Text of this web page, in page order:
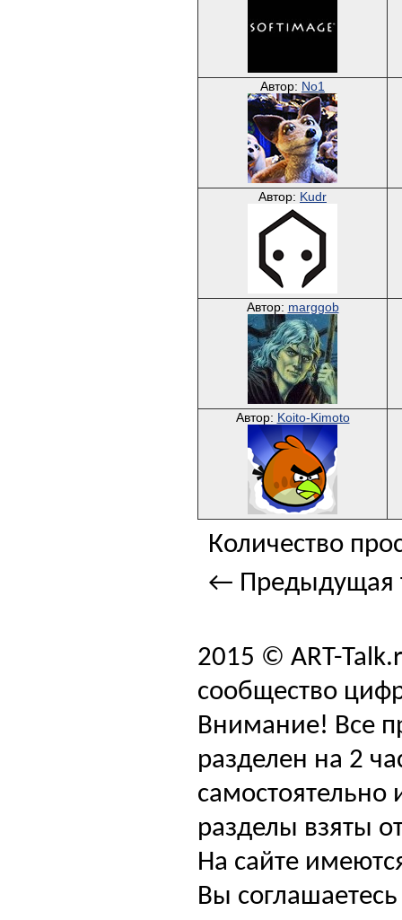
Автор: No1
Автор: Kudr
Автор: marggob
Автор: Koito-Kimoto
Количество
← Предыдущая
2015 © ART-
сообщество
Внимание! Все
разделен на 2
самостоятельно
разделы взяты
На сайте
Вы